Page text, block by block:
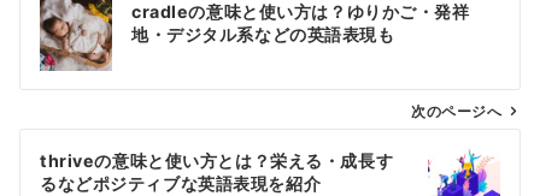
ビ
cradleの意味と使い方は？ゆりかご・発祥
地・デジタル系などの英語表現も
次のページへ
thriveの意味と使い方とは？栄える・成長す
るなどポジティブな英語表現を紹介